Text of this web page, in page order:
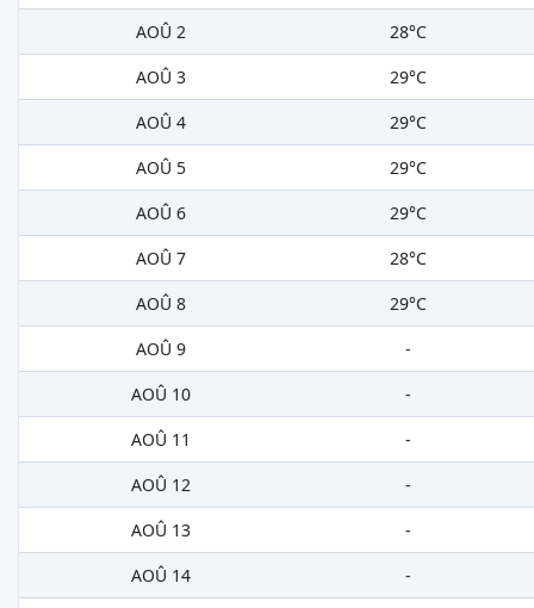
AOÛ 2
28°C
AOÛ 3
29°C
AOÛ 4
29°C
AOÛ 5
29°C
AOÛ 6
29°C
AOÛ 7
28°C
AOÛ 8
29°C
AOÛ 9
-
AOÛ 10
-
AOÛ 11
-
AOÛ 12
-
AOÛ 13
-
AOÛ 14
-